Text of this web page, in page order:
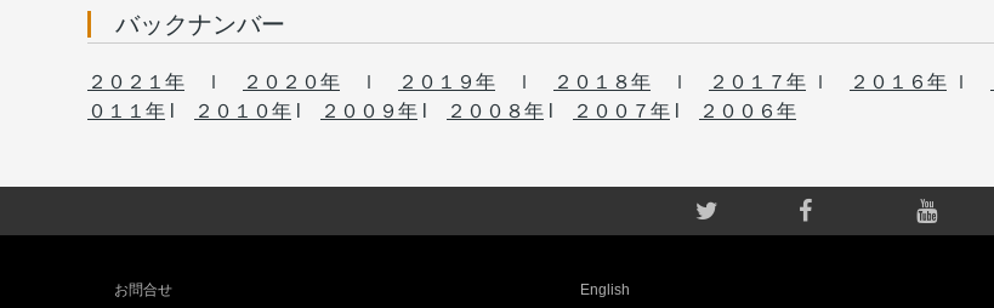
バックナンバー
２０２１年 ｌ ２０２０年 ｌ ２０１９年 ｌ ２０１８年 ｌ ２０１７年 ｌ ２０１６年 ｌ
０１１年
２０１０年 ２００９年 ２００８年 ２００７年 ２００６年
お問合せ
English